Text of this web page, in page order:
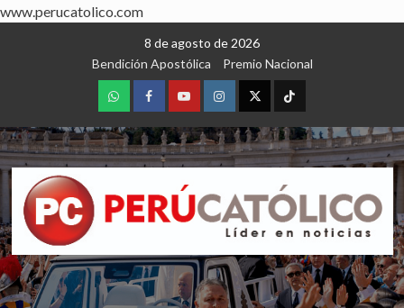
www.perucatolico.com
8 de agosto de 2026
Bendición Apostólica
Premio Nacional
WhatsAppFacebookYoutubeInstagram
X TikTok